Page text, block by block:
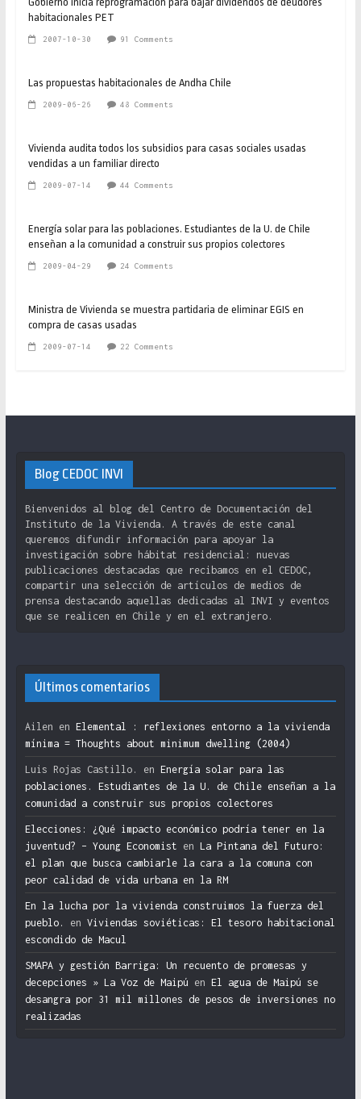
habitacionales PET
2007-10-30 91 Comments
Las propuestas habitacionales de Andha Chile
2009-06-26 48 Comments
Vivienda audita todos los subsidios para casas sociales usadas
vendidas a un familiar directo
2009-07-14 44 Comments
Energía solar para las poblaciones. Estudiantes de la U. de Chile
enseñan a la comunidad a construir sus propios colectores
2009-04-29 24 Comments
Ministra de Vivienda se muestra partidaria de eliminar EGIS en
compra de casas usadas
2009-07-14 22 Comments
Blog CEDOC INVI
Bienvenidos al blog del Centro de Documentación del
Instituto de la Vivienda. A través de este canal
queremos difundir información para apoyar la
investigación sobre hábitat residencial: nuevas
publicaciones destacadas que recibamos en el CEDOC,
compartir una selección de artículos de medios de
prensa destacando aquellas dedicadas al INVI y eventos
que se realicen en Chile y en el extranjero.
Últimos comentarios
Ailen en Elemental : reflexiones entorno a la vivienda
mínima = Thoughts about minimum dwelling (2004)
Luis Rojas Castillo. en Energía solar para las
poblaciones. Estudiantes de la U. de Chile enseñan a la
comunidad a construir sus propios colectores
Elecciones: ¿Qué impacto económico podría tener en la
juventud? – Young Economist en La Pintana del Futuro:
el plan que busca cambiarle la cara a la comuna con
peor calidad de vida urbana en la RM
En la lucha por la vivienda construimos la fuerza del
pueblo.
en Viviendas soviéticas: El tesoro habitacional
escondido de Macul
SMAPA y gestión Barriga: Un recuento de promesas y
decepciones » La Voz de Maipú en El agua de Maipú se
desangra por 31 mil millones de pesos de inversiones no
realizadas